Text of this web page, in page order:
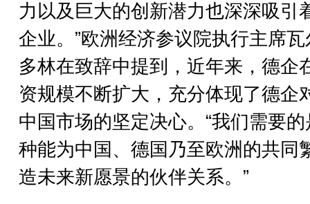
力以及巨大的创新潜力也深深吸引
企业。”欧洲经济参议院执行主席瓦
多林在致辞中提到，近年来，德企
资规模不断扩大，充分体现了德企
中国市场的坚定决心。“我们需要
种能为中国、德国乃至欧洲的共同
造未来新愿景的伙伴关系。”